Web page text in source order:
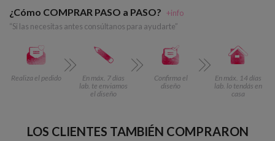
¿Cómo COMPRAR PASO a PASO? +info
“Si las necesitas antes consúltanos para ayudarte”
Realiza el pedido
En máx. 7 días
lab. te enviamos
el diseño
Confirma el
diseño
En máx. 14 días
lab. lo tendás en
casa
LOS CLIENTES TAMBIÉN COMPRARON